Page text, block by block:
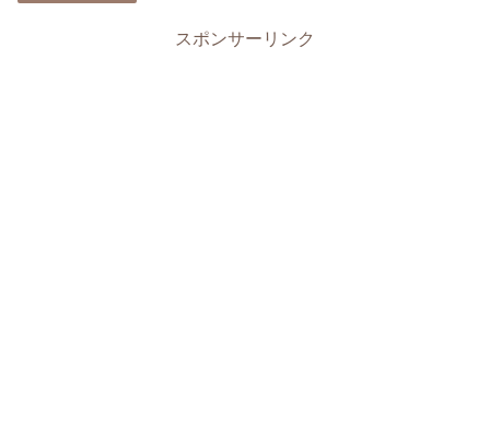
スポンサーリンク